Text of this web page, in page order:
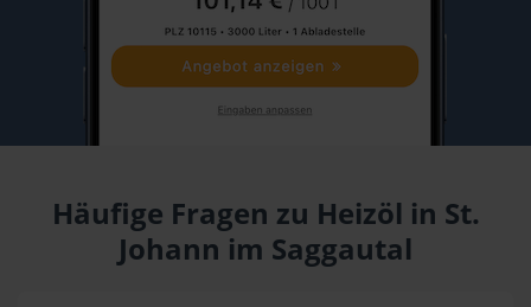
Häufige Fragen zu Heizöl in St.
Johann im Saggautal